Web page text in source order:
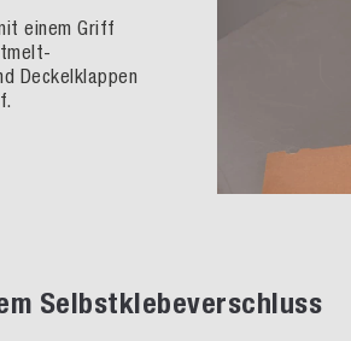
einem Griff
Deckelklappen
Selbstklebeverschluss